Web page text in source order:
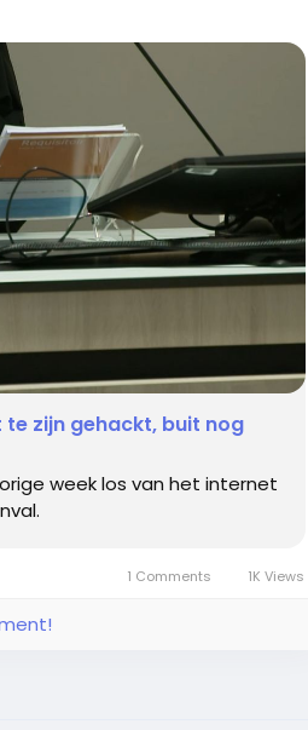
#DigitaleVeiligheid
zijn gehackt, buit nog
week los van het internet
1 Comments 1K Views